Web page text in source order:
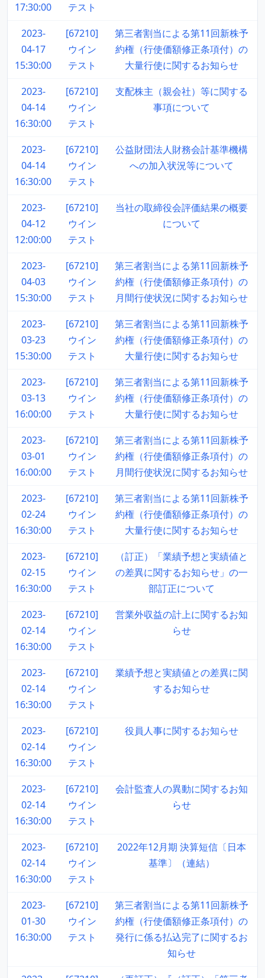
17:30:00
テスト
2023-
04-17
15:30:00
[67210]
ウイン
テスト
第三者割当による第11回新株予
約権（行使価額修正条項付）の
大量行使に関するお知らせ
2023-
04-14
16:30:00
[67210]
ウイン
テスト
支配株主（親会社）等に関する
事項について
2023-
04-14
16:30:00
[67210]
ウイン
テスト
公益財団法人財務会計基準機構
への加入状況等について
2023-
04-12
12:00:00
[67210]
ウイン
テスト
当社の取締役会評価結果の概要
について
2023-
04-03
15:30:00
[67210]
ウイン
テスト
第三者割当による第11回新株予
約権（行使価額修正条項付）の
月間行使状況に関するお知らせ
2023-
03-23
15:30:00
[67210]
ウイン
テスト
第三者割当による第11回新株予
約権（行使価額修正条項付）の
大量行使に関するお知らせ
2023-
03-13
16:00:00
[67210]
ウイン
テスト
第三者割当による第11回新株予
約権（行使価額修正条項付）の
大量行使に関するお知らせ
2023-
03-01
16:00:00
[67210]
ウイン
テスト
第三者割当による第11回新株予
約権（行使価額修正条項付）の
月間行使状況に関するお知らせ
2023-
02-24
16:30:00
[67210]
ウイン
テスト
第三者割当による第11回新株予
約権（行使価額修正条項付）の
大量行使に関するお知らせ
2023-
02-15
16:30:00
[67210]
ウイン
テスト
（訂正）「業績予想と実績値と
の差異に関するお知らせ」の一
部訂正について
2023-
02-14
16:30:00
[67210]
ウイン
テスト
営業外収益の計上に関するお知
らせ
2023-
02-14
16:30:00
[67210]
ウイン
テスト
業績予想と実績値との差異に関
するお知らせ
2023-
02-14
16:30:00
[67210]
ウイン
テスト
役員人事に関するお知らせ
2023-
02-14
16:30:00
[67210]
ウイン
テスト
会計監査人の異動に関するお知
らせ
2023-
02-14
16:30:00
[67210]
ウイン
テスト
2022年12月期 決算短信〔日本
基準〕（連結）
2023-
01-30
16:30:00
[67210]
ウイン
テスト
第三者割当による第11回新株予
約権（行使価額修正条項付）の
発行に係る払込完了に関するお
知らせ